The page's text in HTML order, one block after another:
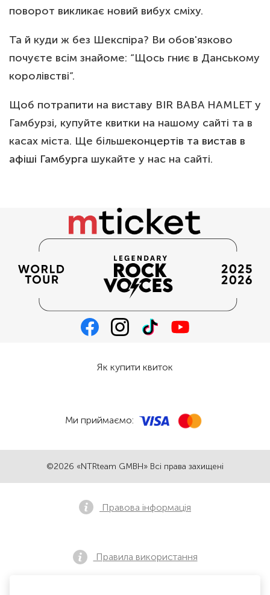
поворот викликає новий вибух сміху.
Та й куди ж без Шекспіра? Ви обов'язково
почуєте всім знайоме: “Щось гниє в Данському
королівстві”.
Щоб потрапити на виставу BIR BABA HAMLET у
Гамбурзі, купуйте квитки на нашому сайті та в
касах міста. Ще більшеконцертів та вистав в
афіші Гамбурга шукайте у нас на сайті.
©2026 «NTRteam GMBH» Всі права захищені
Як купити квиток
Ми приймаємо:
Правова інформація
Правила використання